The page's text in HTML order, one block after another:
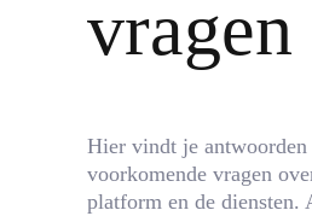
vragen
Hier vindt je antwoorden
voorkomende vragen
platform en de diensten.